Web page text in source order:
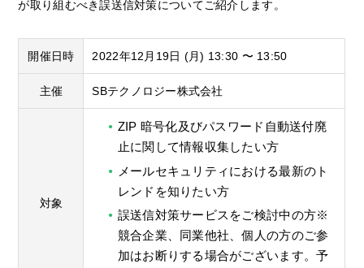
が取り組むべき誤送信対策についてご紹介します。
開催日時 2022年12月19日 (月) 13:30 〜 13:50
主催 SBテクノロジー株式会社
対象
ZIP 暗号化及びパスワード自動送付廃
止に関して情報収集したい方
メールセキュリティにおける最新のト
レンドを知りたい方
誤送信対策サービスをご検討中の方※
競合企業、同業他社、個人の方のご参
加はお断りする場合がございます。予